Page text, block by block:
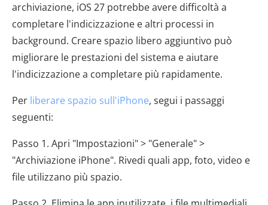
archiviazione, iOS 27 potrebbe avere difficoltà a
completare l'indicizzazione e altri processi in
background. Creare spazio libero aggiuntivo può
migliorare le prestazioni del sistema e aiutare
l'indicizzazione a completare più rapidamente.
Per liberare spazio sull'iPhone, segui i passaggi
seguenti:
Passo 1. Apri "Impostazioni" > "Generale" >
"Archiviazione iPhone". Rivedi quali app, foto, video e
file utilizzano più spazio.